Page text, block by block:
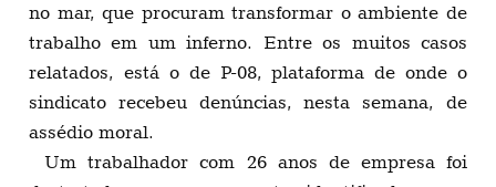
no mar, que procuram transformar o ambiente de
trabalho em um inferno. Entre os muitos casos
relatados, está o de P-08, plataforma de onde o
sindicato recebeu denúncias, nesta semana, de
assédio moral.
Um trabalhador com 26 anos de empresa foi